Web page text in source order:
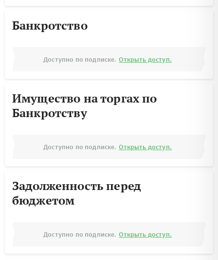
Банкротство
Доступно по подписке. Открыть доступ.
Имущество на торгах по
Банкротству
Доступно по подписке. Открыть доступ.
Задолженность перед
бюджетом
Доступно по подписке. Открыть доступ.